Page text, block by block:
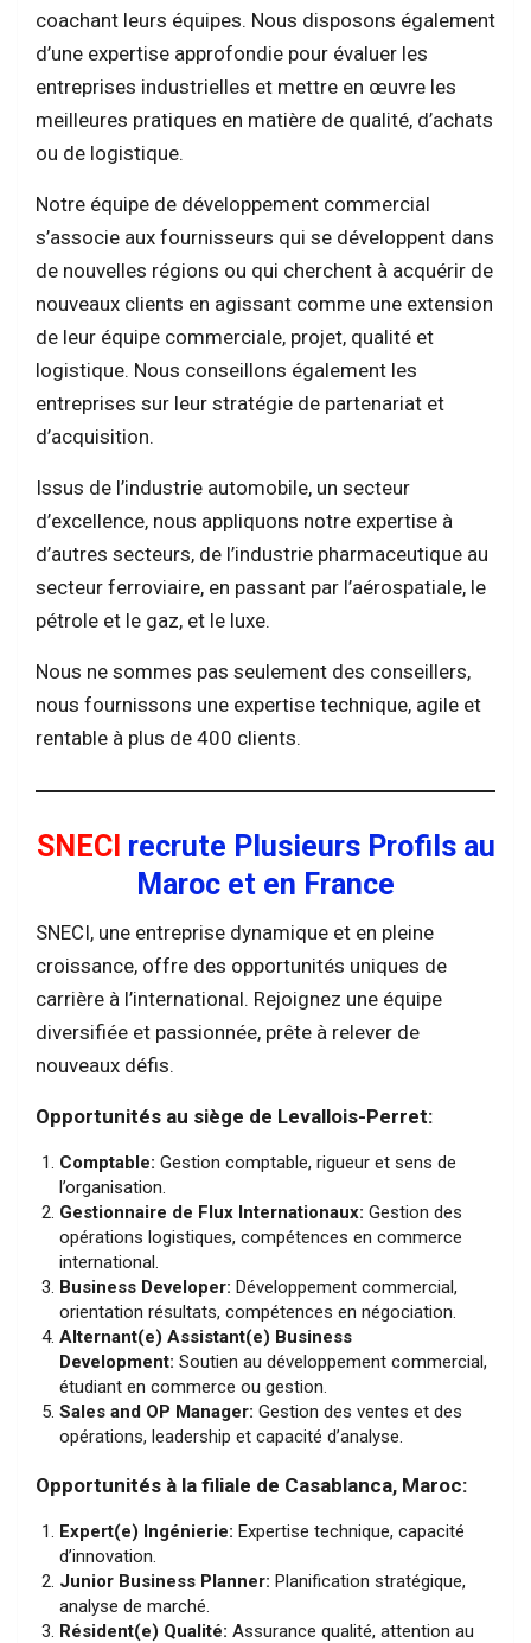
coachant leurs équipes. Nous disposons également
d’une expertise approfondie pour évaluer les
entreprises industrielles et mettre en œuvre les
meilleures pratiques en matière de qualité, d’achats
ou de logistique.
Notre équipe de développement commercial
s’associe aux fournisseurs qui se développent dans
de nouvelles régions ou qui cherchent à acquérir de
nouveaux clients en agissant comme une extension
de leur équipe commerciale, projet, qualité et
logistique. Nous conseillons également les
entreprises sur leur stratégie de partenariat et
d’acquisition.
Issus de l’industrie automobile, un secteur
d’excellence, nous appliquons notre expertise à
d’autres secteurs, de l’industrie pharmaceutique au
secteur ferroviaire, en passant par l’aérospatiale, le
pétrole et le gaz, et le luxe.
Nous ne sommes pas seulement des conseillers,
nous fournissons une expertise technique, agile et
rentable à plus de 400 clients.
SNECI recrute Plusieurs Profils au
Maroc et en France
SNECI, une entreprise dynamique et en pleine
croissance, offre des opportunités uniques de
carrière à l’international. Rejoignez une équipe
diversifiée et passionnée, prête à relever de
nouveaux défis.
Opportunités au siège de Levallois-Perret:
Comptable: Gestion comptable, rigueur et sens de
l’organisation.
Gestionnaire de Flux Internationaux: Gestion des
opérations logistiques, compétences en commerce
international.
Business Developer: Développement commercial,
orientation résultats, compétences en négociation.
Alternant(e) Assistant(e) Business
Development: Soutien au développement commercial,
étudiant en commerce ou gestion.
Sales and OP Manager: Gestion des ventes et des
opérations, leadership et capacité d’analyse.
Opportunités à la filiale de Casablanca, Maroc:
Expert(e) Ingénierie: Expertise technique, capacité
d’innovation.
Junior Business Planner: Planification stratégique,
analyse de marché.
Résident(e) Qualité: Assurance qualité, attention au